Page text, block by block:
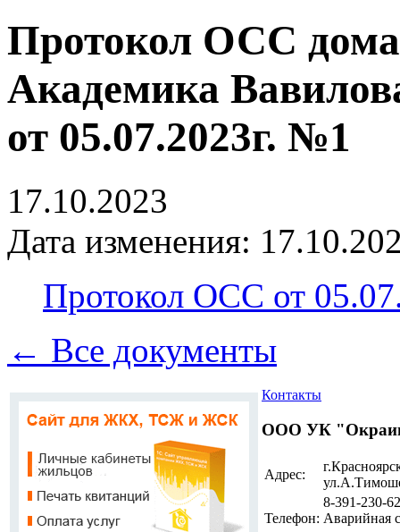
Протокол ОСС
Академика
от 05.07.2023г. №1
17.10.2023
Дата изменения:
Протокол ОСС от
← Все документы
Контакты
ООО УК
Адрес:
Телефон:
8-391-230-
Аварийная